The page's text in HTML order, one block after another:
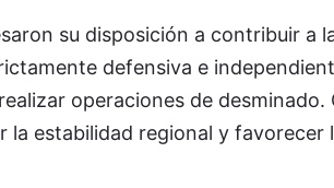
su disposición a contribuir a
defensiva e
operaciones de desminado.
la estabilidad regional y favorecer